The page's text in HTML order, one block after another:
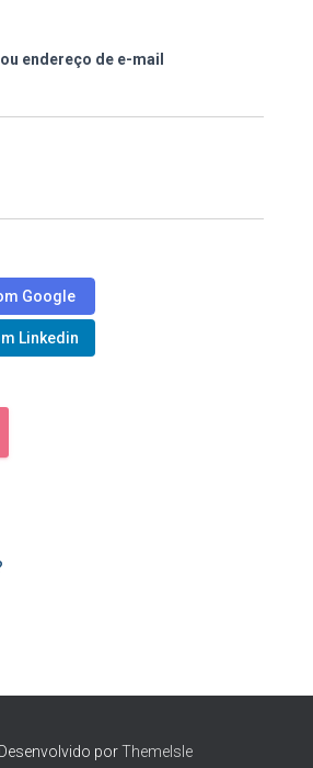
endereço de e-mail
Google
Linkedin
porThemeIsle